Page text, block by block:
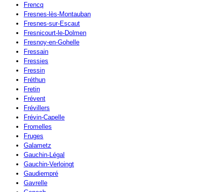
Frencq
Fresnes-lès-Montauban
Fresnes-sur-Escaut
Fresnicourt-le-Dolmen
Fresnoy-en-Gohelle
Fressain
Fressies
Fressin
Fréthun
Fretin
Frévent
Frévillers
Frévin-Capelle
Fromelles
Fruges
Galametz
Gauchin-Légal
Gauchin-Verloingt
Gaudiempré
Gavrelle